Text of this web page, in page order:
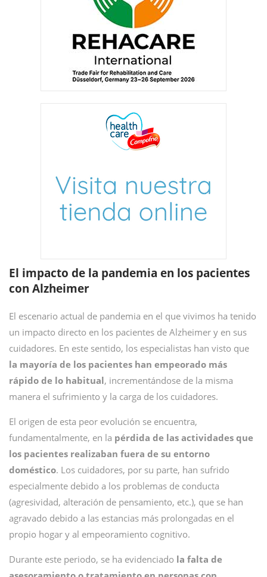
El impacto de la pandemia en los pacientes
con Alzheimer
El escenario actual de pandemia en el que vivimos ha tenido
un impacto directo en los pacientes de Alzheimer y en sus
cuidadores. En este sentido, los especialistas han visto que
la mayoría de los pacientes han empeorado más
rápido de lo habitual, incrementándose de la misma
manera el sufrimiento y la carga de los cuidadores.
El origen de esta peor evolución se encuentra,
fundamentalmente, en la pérdida de las actividades que
los pacientes realizaban fuera de su entorno
doméstico. Los cuidadores, por su parte, han sufrido
especialmente debido a los problemas de conducta
(agresividad, alteración de pensamiento, etc.), que se han
agravado debido a las estancias más prolongadas en el
propio hogar y al empeoramiento cognitivo.
Durante este periodo, se ha evidenciado la falta de